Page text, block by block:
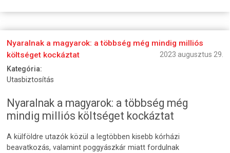
Nyaralnak a magyarok: a többség még mindig milliós
költséget kockáztat
2023 augusztus 29.
Kategória:
Utasbiztosítás
Nyaralnak a magyarok: a többség még
mindig milliós költséget kockáztat
A külföldre utazók közül a legtöbben kisebb kórházi
beavatkozás, valamint poggyászkár miatt fordulnak